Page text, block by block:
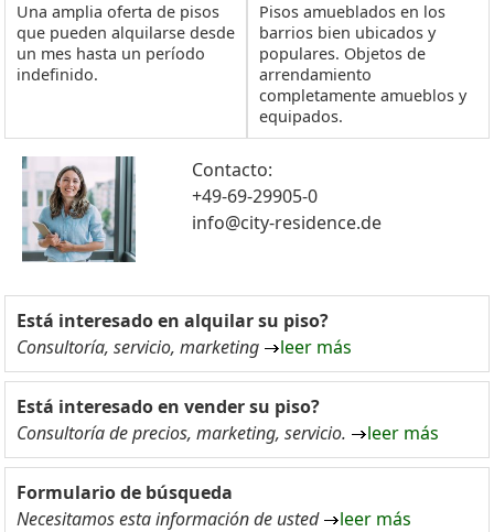
Una amplia oferta de pisos
que pueden alquilarse desde
un mes hasta un período
indefinido.
Pisos amueblados en los
barrios bien ubicados y
populares. Objetos de
arrendamiento
completamente amueblos y
equipados.
Contacto:
+49-69-29905-0
info@city-residence.de
Está interesado en alquilar su piso?
Consultoría, servicio, marketing
leer más
Está interesado en vender su piso?
Consultoría de precios, marketing, servicio.
leer más
Formulario de búsqueda
Necesitamos esta información de usted
leer más